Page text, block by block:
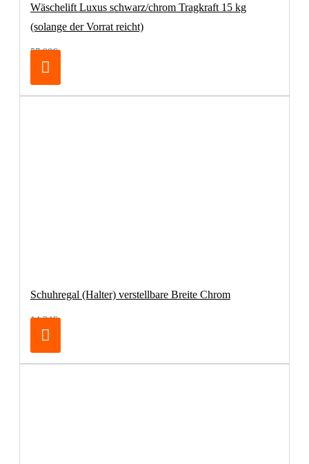
Wäschelift Luxus schwarz/chrom Tragkraft 15 kg
(solange der Vorrat reicht)
57,98€
Schuhregal (Halter) verstellbare Breite Chrom
14,24€